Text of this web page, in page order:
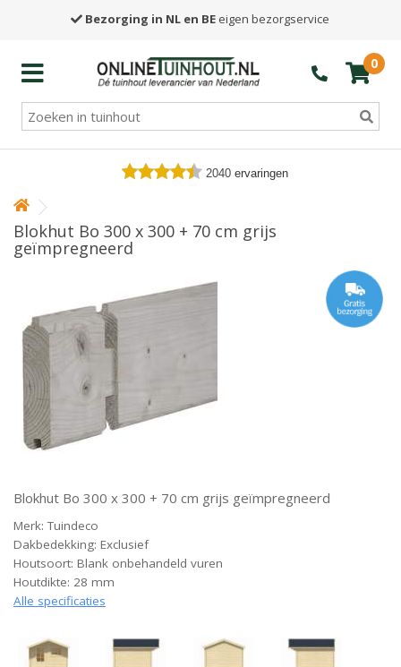
Bezorging in NL en BE eigen bezorgservice
0
2040 ervaringen
Blokhut Bo 300 x 300 + 70 cm grijs
geïmpregneerd
Blokhut Bo 300 x 300 + 70 cm grijs geïmpregneerd
Merk: Tuindeco
Dakbedekking: Exclusief
Houtsoort: Blank onbehandeld vuren
Houtdikte: 28 mm
Alle specificaties